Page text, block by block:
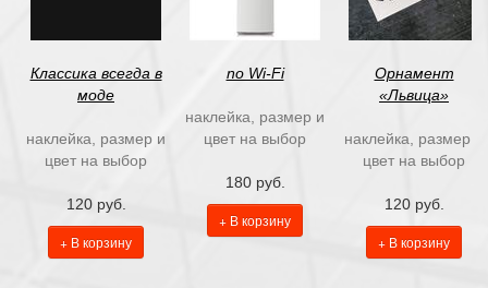
Классика всегда в
моде
наклейка, размер и
цвет на выбор
120 руб.
+ В корзину
no Wi-Fi
наклейка, размер и
цвет на выбор
180 руб.
+ В корзину
Орнамент
«Львица»
наклейка, размер и
цвет на выбор
120 руб.
+ В корзину